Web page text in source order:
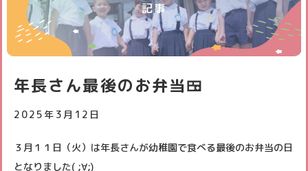
めざす子ども像
年齢別活動
1日の流れ
課外教室
年間行事
BLOG どみにこ通信
施設設備
園の設備
入園案内
園児募集要項
預かり保育
サイトマップ
アクセス
記事
年長さん最後のお弁当🍱
2025年3月12日
３月１１日（火）は年長さんが幼稚園で食べる最後のお弁当の日
となりました( ;∀;)